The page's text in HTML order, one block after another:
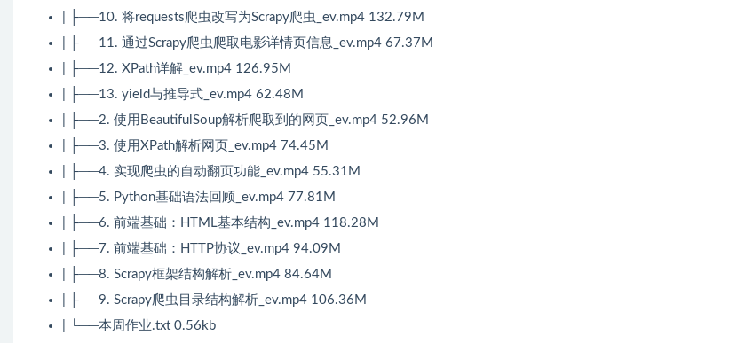
| ├──10. 将requests爬虫改写为Scrapy爬虫_ev.mp4 132.79M
| ├──11. 通过Scrapy爬虫爬取电影详情页信息_ev.mp4 67.37M
| ├──12. XPath详解_ev.mp4 126.95M
| ├──13. yield与推导式_ev.mp4 62.48M
| ├──2. 使用BeautifulSoup解析爬取到的网页_ev.mp4 52.96M
| ├──3. 使用XPath解析网页_ev.mp4 74.45M
| ├──4. 实现爬虫的自动翻页功能_ev.mp4 55.31M
| ├──5. Python基础语法回顾_ev.mp4 77.81M
| ├──6. 前端基础：HTML基本结构_ev.mp4 118.28M
| ├──7. 前端基础：HTTP协议_ev.mp4 94.09M
| ├──8. Scrapy框架结构解析_ev.mp4 84.64M
| ├──9. Scrapy爬虫目录结构解析_ev.mp4 106.36M
| └──本周作业.txt 0.56kb